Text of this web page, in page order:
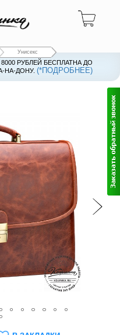
Унисекс
РУБЛЕЙ БЕСПЛАТНА ДО
НА-ДОНУ.(*ПОДРОБНЕЕ)